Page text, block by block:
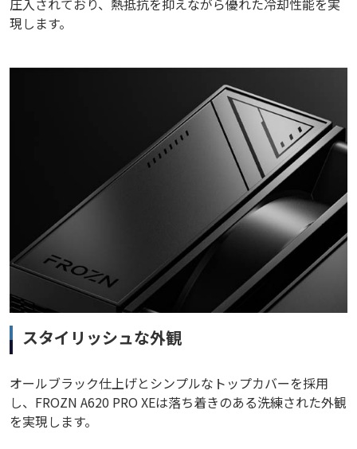
圧入されており、熱抵抗を抑えながら優れた冷却性能を実
現します。
スタイリッシュな外観
オールブラック仕上げとシンプルなトップカバーを採用
し、FROZN A620 PRO XEは落ち着きのある洗練された外観
を実現します。